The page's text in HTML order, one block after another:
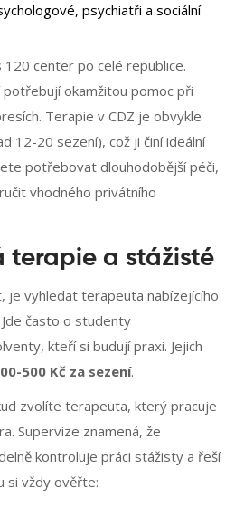
psychiatři a sociální
center po celé republice.
okamžitou pomoc při
Terapie v CDZ je obvykle
12-20 sezení), což ji činí ideální
potřebovat dlouhodobější péči,
vhodného privátního
terapie a stážisté
je vyhledat terapeuta nabízejícího
Jde často o studenty
kteří si budují praxi. Jejich
500 Kč za sezení.
zvolíte terapeuta, který pracuje
Supervize znamená, že
kontroluje práci stážisty a řeší
si vždy ověřte: